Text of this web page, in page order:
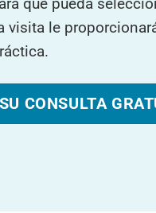
visita le
CONSULTA